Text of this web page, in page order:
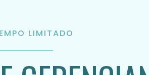
LIMITADO